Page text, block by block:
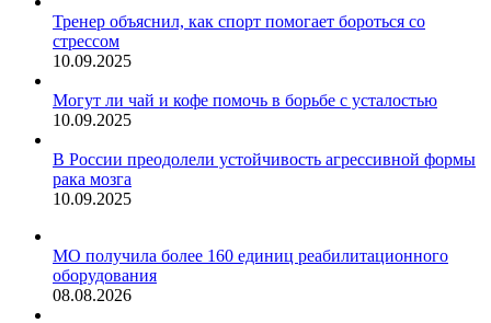
Тренер объяснил, как спорт помогает бороться со
стрессом
10.09.2025
Могут ли чай и кофе помочь в борьбе с усталостью
10.09.2025
В России преодолели устойчивость агрессивной формы
рака мозга
10.09.2025
МО получила более 160 единиц реабилитационного
оборудования
08.08.2026